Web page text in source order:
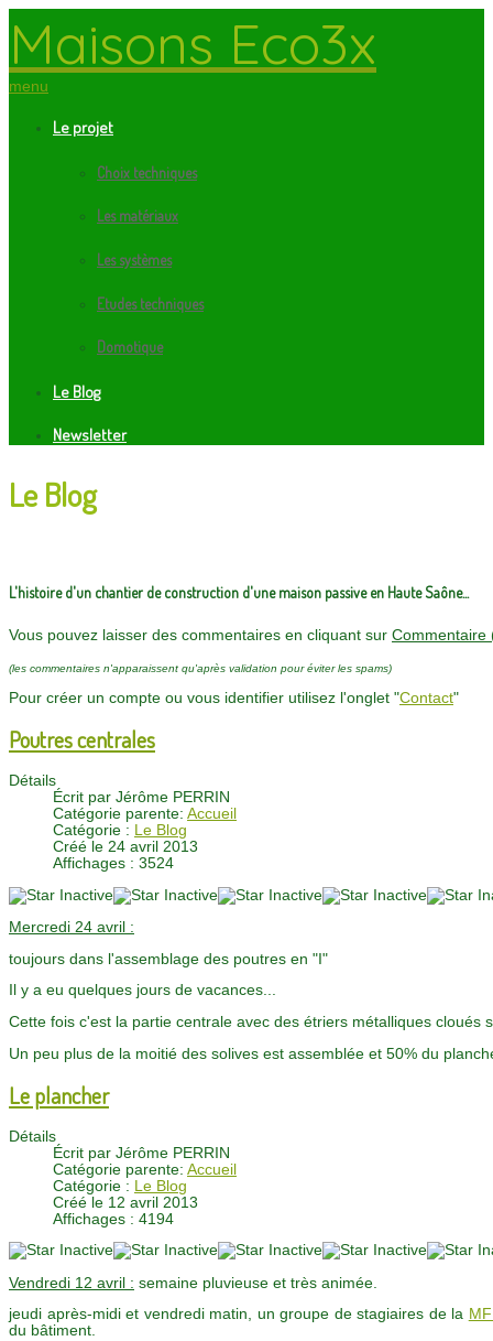
Maisons Eco3x
menu
Le projet
Choix techniques
Les matériaux
Les systèmes
Etudes techniques
Domotique
Le Blog
Newsletter
Le Blog
L'histoire d'un chantier de construction d'une maison passive en Haute Saône...
Vous pouvez laisser des commentaires en cliquant sur Commentaire
(les commentaires n'apparaissent qu'après validation pour éviter les spams)
Pour créer un compte ou vous identifier utilisez l'onglet "Contact"
Poutres centrales
Détails
Écrit par Jérôme PERRIN
Catégorie parente: Accueil
Catégorie : Le Blog
Créé le 24 avril 2013
Affichages : 3524
Mercredi 24 avril :
toujours dans l'assemblage des poutres en "I"
Il y a eu quelques jours de vacances...
Cette fois c'est la partie centrale avec des étriers métalliques
Un peu plus de la moitié des solives est assemblée et 50% du
Le plancher
Détails
Écrit par Jérôme PERRIN
Catégorie parente: Accueil
Catégorie : Le Blog
Créé le 12 avril 2013
Affichages : 4194
Vendredi 12 avril : semaine pluvieuse et très animée.
jeudi après-midi et vendredi matin, un groupe de stagiaires de la
du bâtiment.